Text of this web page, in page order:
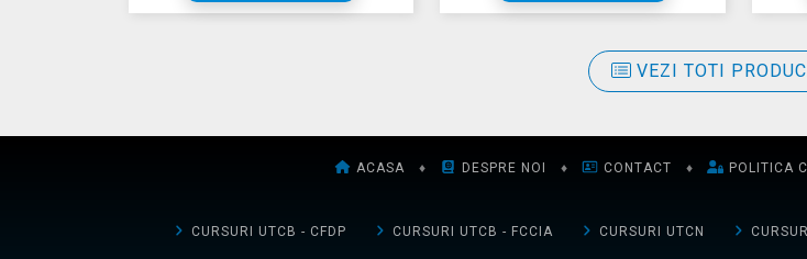
VEZI TOTI
ACASA ♦ DESPRE NOI ♦ CONTACT ♦ POLITICA
CURSURI UTCB - CFDP CURSURI UTCB - FCCIA CURSURI UTCN